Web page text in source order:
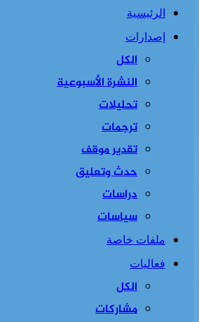
الرئيسية
إصدارات
الكل
النشرة الأسبوعية
تحليلات
ترجمات
تقدير موقف
حدث وتعليق
دراسات
سياسات
ملفات خاصة
فعاليات
الكل
مشاركات